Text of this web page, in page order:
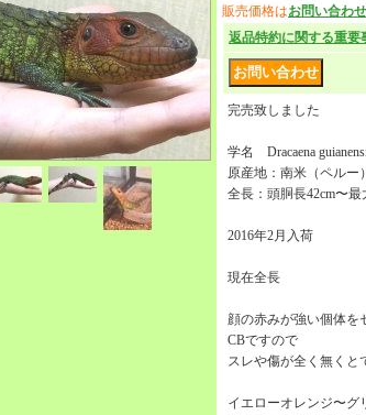
販売価格はお問い合わせ
返品特約に関する重要
完売致しました
学名 Dracaena
原産地：南米（ペルー）
全長：頭胴長42cm〜最
2016年2月入荷
現在全長
顔の赤みが強い個体を
CBですので
スレや傷が全く無くと
イエローオレンジ〜グ